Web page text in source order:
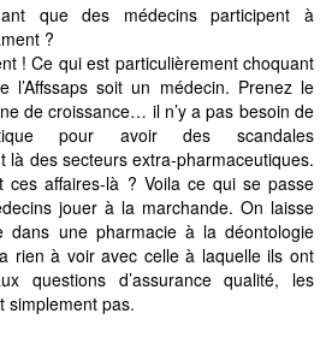
que des médecins participent à
?
! Ce qui est particulièrement choquant
l’Affssaps soit un médecin. Prenez le
de croissance… il n’y a pas besoin de
pour avoir des scandales
là des secteurs extra-pharmaceutiques.
ces affaires-là ? Voila ce qui se passe
jouer à la marchande. On laisse
dans une pharmacie à la déontologie
rien à voir avec celle à laquelle ils ont
questions d’assurance qualité, les
simplement pas.